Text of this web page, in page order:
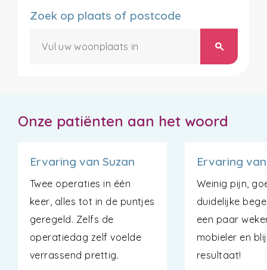
Zoek op plaats of postcode
search
Onze patiënten aan het woord
Ervaring van Suzan
Twee operaties in één
keer, alles tot in de puntjes
geregeld. Zelfs de
operatiedag zelf voelde
verrassend prettig.
Ervaring
Weinig pijn,
duidelijke
een paar
mobieler en
resultaat!